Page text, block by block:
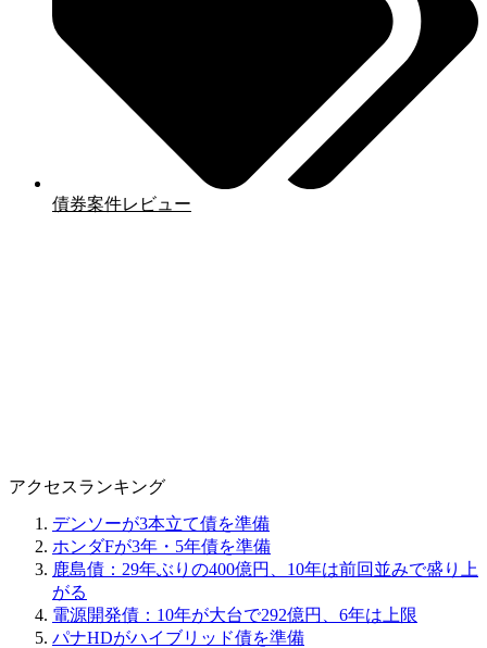
債券案件レビュー
アクセスランキング
デンソーが3本立て債を準備
ホンダFが3年・5年債を準備
鹿島債：29年ぶりの400億円、10年は前回並みで盛り上
がる
電源開発債：10年が大台で292億円、6年は上限
パナHDがハイブリッド債を準備